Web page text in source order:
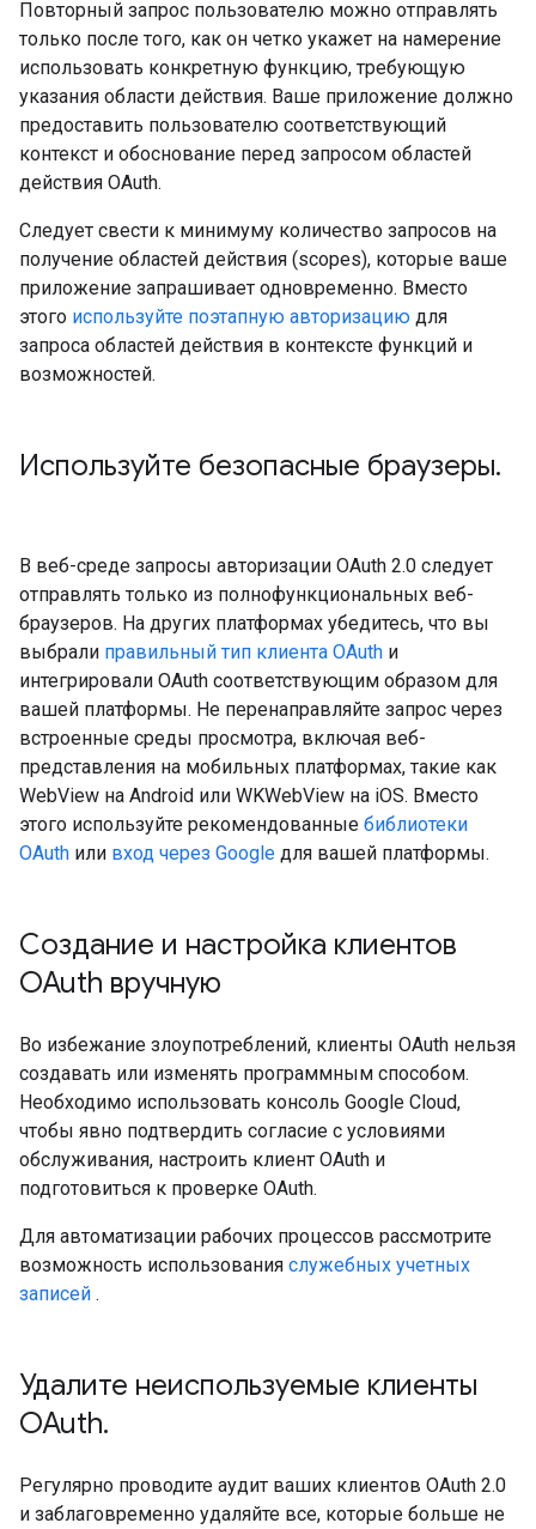
Повторный запрос пользователю можно отправлять
только после того, как он четко укажет на намерение
использовать конкретную функцию, требующую
указания области действия. Ваше приложение должно
предоставить пользователю соответствующий
контекст и обоснование перед запросом областей
действия OAuth.
Следует свести к минимуму количество запросов на
получение областей действия (scopes), которые ваше
приложение запрашивает одновременно. Вместо
этого используйте поэтапную авторизацию для
запроса областей действия в контексте функций и
возможностей.
Используйте безопасные браузеры.
В веб-среде запросы авторизации OAuth 2.0 следует
отправлять только из полнофункциональных веб-
браузеров. На других платформах убедитесь, что вы
выбрали правильный тип клиента OAuth и
интегрировали OAuth соответствующим образом для
вашей платформы. Не перенаправляйте запрос через
встроенные среды просмотра, включая веб-
представления на мобильных платформах, такие как
WebView на Android или WKWebView на iOS. Вместо
этого используйте рекомендованные библиотеки
OAuth или вход через Google для вашей платформы.
Создание и настройка клиентов
OAuth вручную
Во избежание злоупотреблений, клиенты OAuth нельзя
создавать или изменять программным способом.
Необходимо использовать консоль Google Cloud,
чтобы явно подтвердить согласие с условиями
обслуживания, настроить клиент OAuth и
подготовиться к проверке OAuth.
Для автоматизации рабочих процессов рассмотрите
возможность использования служебных учетных
записей .
Удалите неиспользуемые клиенты
OAuth.
Регулярно проводите аудит ваших клиентов OAuth 2.0
и заблаговременно удаляйте все, которые больше не